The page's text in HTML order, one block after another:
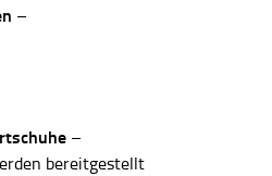
–
–
bereitgestellt